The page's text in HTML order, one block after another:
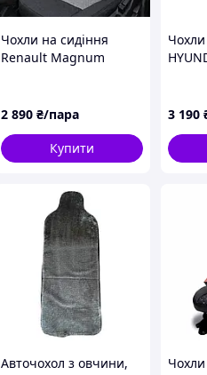
Чохли на сидіння
Renault Magnum
авто. Жаккард
2 890 ₴/пара
Купити
чохли
3 190
Авточохол з овчини,